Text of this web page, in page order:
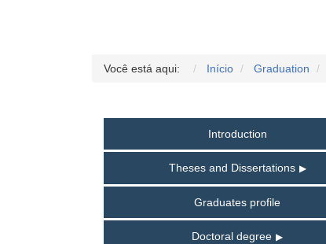
Você está aqui: Início Graduation
Introduction
Theses and Dissertations
Graduates profile
Doctoral degree